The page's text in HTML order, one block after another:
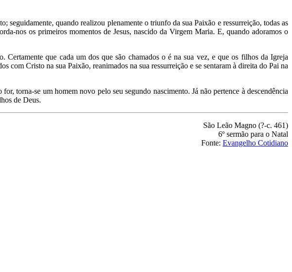
seguidamente, quando realizou plenamente o triunfo da sua Paixão e ressurreição, todas as
nos os primeiros momentos de Jesus, nascido da Virgem Maria. E, quando adoramos o
que cada um dos que são chamados o é na sua vez, e que os filhos da Igreja
Cristo na sua Paixão, reanimados na sua ressurreição e se sentaram à direita do Pai na
torna-se um homem novo pelo seu segundo nascimento. Já não pertence à descendência
de Deus.
São Leão Magno (?-c. 461)
6º sermão para o Natal
Fonte: Evangelho Cotidiano